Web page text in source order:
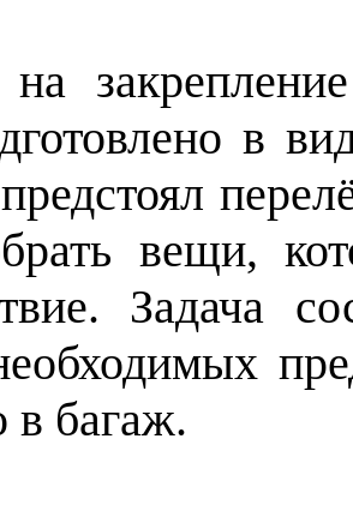
на
в
вещи,
Задача
в багаж.